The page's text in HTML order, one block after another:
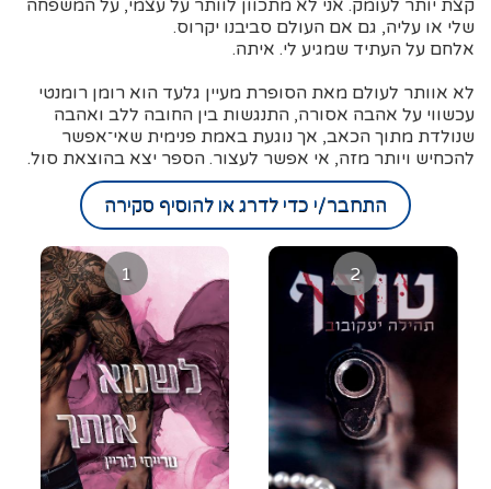
קצת יותר לעומק. אני לא מתכוון לוותר על עצמי, על המשפחה
שלי או עליה, גם אם העולם סביבנו יקרוס.
אלחם על העתיד שמגיע לי. איתה.
לא אוותר לעולם מאת הסופרת מעיין גלעד הוא רומן רומנטי
עכשווי על אהבה אסורה, התנגשות בין החובה ללב ואהבה
שנולדת מתוך הכאב, אך נוגעת באמת פנימית שאי־אפשר
להכחיש ויותר מזה, אי אפשר לעצור. הספר יצא בהוצאת סול.
התחבר/י כדי לדרג או להוסיף סקירה
1 2